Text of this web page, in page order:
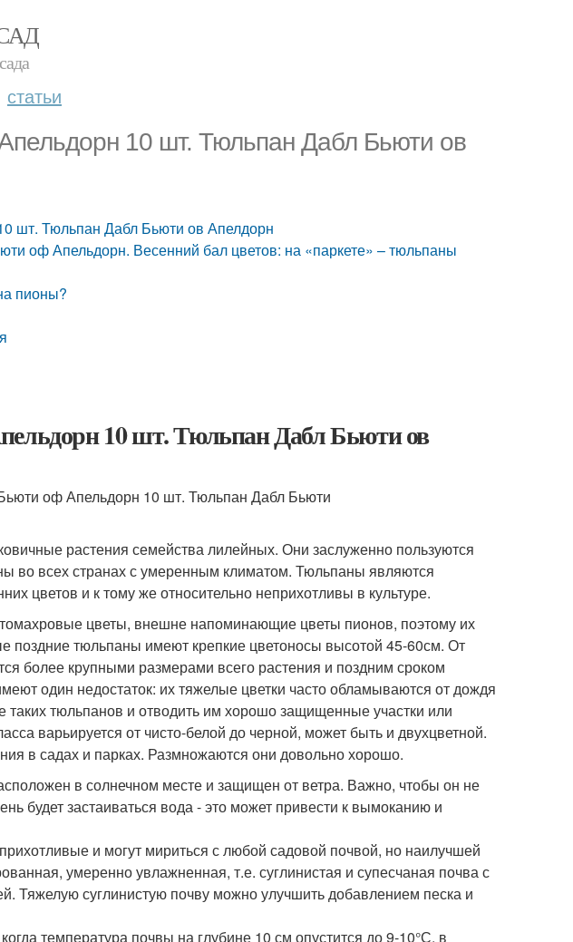
статьи
10 шт. Тюльпан Дабл Бьюти ов
шт. Тюльпан Дабл Бьюти ов Апелдорн
оф Апельдорн. Весенний бал цветов: на «паркете» – тюльпаны
пионы?
10 шт. Тюльпан Дабл Бьюти ов
растения семейства лилейных. Они заслуженно пользуются
во всех странах с умеренным климатом. Тюльпаны являются
цветов и к тому же относительно неприхотливы в культуре.
цветы, внешне напоминающие цветы пионов, поэтому их
тюльпаны имеют крепкие цветоносы высотой 45-60см. От
более крупными размерами всего растения и поздним сроком
один недостаток: их тяжелые цветки часто обламываются от дождя
таких тюльпанов и отводить им хорошо защищенные участки или
варьируется от чисто-белой до черной, может быть и двухцветной.
в садах и парках. Размножаются они довольно хорошо.
в солнечном месте и защищен от ветра. Важно, чтобы он не
будет застаиваться вода - это может привести к вымоканию и
и могут мириться с любой садовой почвой, но наилучшей
умеренно увлажненная, т.е. суглинистая и супесчаная почва с
Тяжелую суглинистую почву можно улучшить добавлением песка и
температура почвы на глубине 10 см опустится до 9-10°С, в